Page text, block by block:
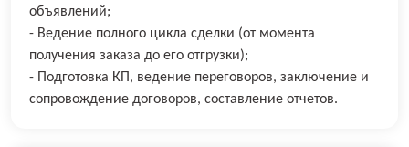
объявлений;
- Ведение полного цикла сделки (от момента
получения заказа до его отгрузки);
- Подготовка КП, ведение переговоров, заключение и
сопровождение договоров, составление отчетов.